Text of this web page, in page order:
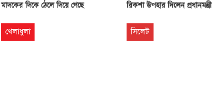
মাদকের দিকে ঠেলে দিয়ে গেছে
রিকশা উপহার দিলেন প্রধানমন্ত্রী
খেলাধুলা সিলেট